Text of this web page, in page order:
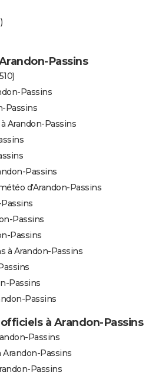
Passins
Passins
Passins
Arandon-Passins
Passins
d'Arandon-Passins
Passins
Passins
à Arandon-Passins
Passins
Passins
à Arandon-Passins
Passins
Arandon-Passins
Passins